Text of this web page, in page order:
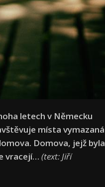
letech v Německu
místa vymazaná
Domova, jejž byla
vracejí… (text: Jiří